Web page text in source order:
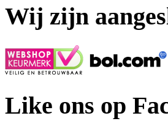
Wij zijn
Like ons op